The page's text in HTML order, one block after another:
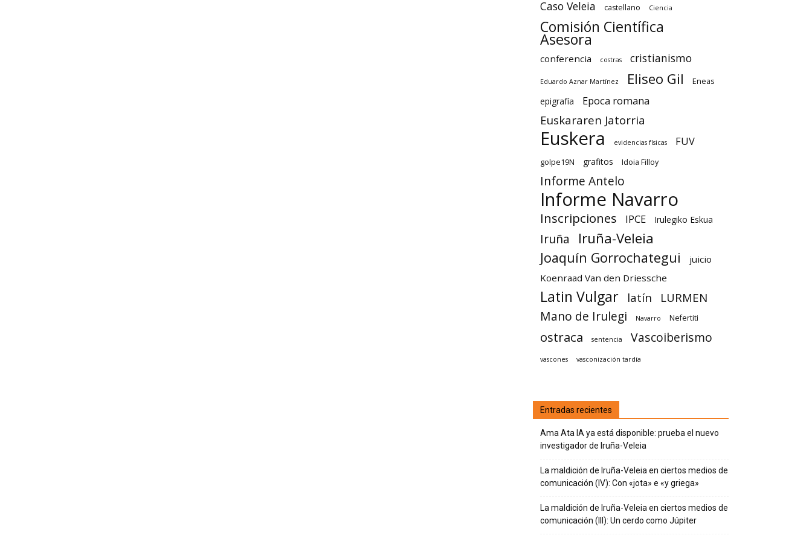
Caso Veleia castellano Ciencia
Comisión Científica
Asesora
conferencia costras cristianismo
Eduardo Aznar Martínez Eliseo Gil Eneas
epigrafía Epoca romana
Euskararen Jatorria
Euskera evidencias físicas FUV
golpe19N grafitos Idoia Filloy
Informe Antelo
Informe Navarro
Inscripciones IPCE Irulegiko Eskua
Iruña Iruña-Veleia
Joaquín Gorrochategui
juicio
Koenraad Van den Driessche
Latin Vulgar latín LURMEN
Mano de Irulegi Navarro Nefertiti
ostraca sentencia Vascoiberismo
vascones vasconización tardía
Entradas recientes
Ama Ata IA ya está disponible: prueba el nuevo
investigador de Iruña-Veleia
La maldición de Iruña-Veleia en ciertos medios de
comunicación (IV): Con «jota» e «y griega»
La maldición de Iruña-Veleia en ciertos medios de
comunicación (III): Un cerdo como Júpiter